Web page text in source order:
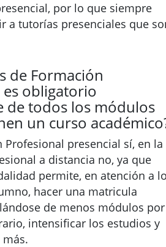
por lo que siempre
a tutorías presenciales que
de Formación
obligatorio
de todos los módulos
un curso
Profesional presencial sí, en la
a distancia no, ya que
permite, en atención a
hacer una matricula
de menos módulos por
intensificar los estudios y